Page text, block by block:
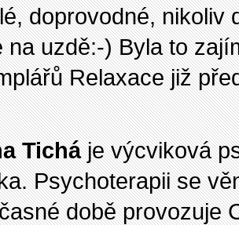
doprovodné, nikoliv
na uzdě:-) Byla to
Relaxace již
Ticháje výcviková
Psychoterapii se
době provozuje